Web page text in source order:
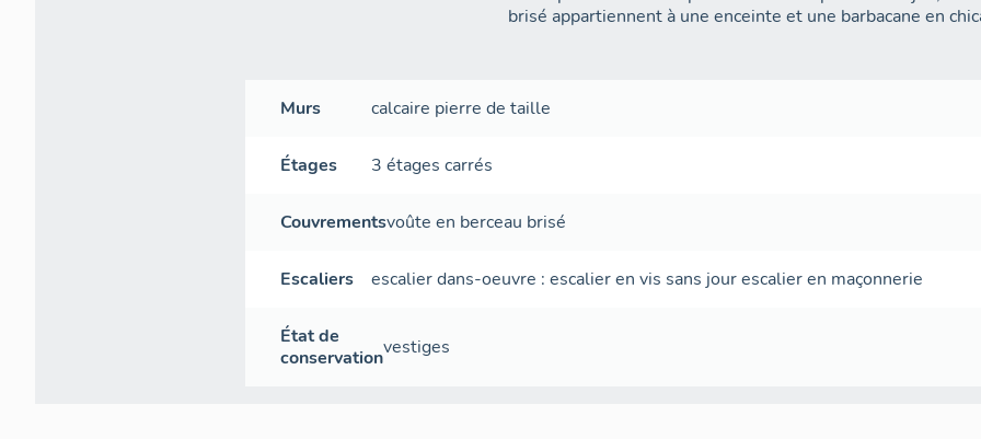
brisé appartiennent à une enceinte et une barbacane en
Murs calcaire pierre de taille
Étages 3 étages carrés
Couvrementsvoûte en berceau brisé
Escaliers escalier dans-oeuvre :escalier en vis sans jourescalier en maçonnerie
État de
conservationvestiges